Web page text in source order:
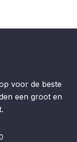
voor de beste
een groot en